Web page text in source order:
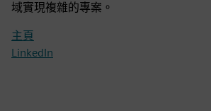
域實現複雜的專案。
主頁
LinkedIn